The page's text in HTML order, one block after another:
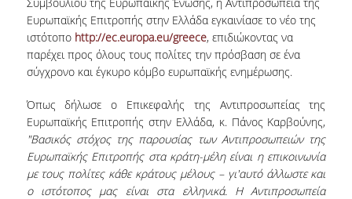
ΕΡΓΑ ΑΝΑΠΤΥΞΗΣ
ΣΥΛΛΟΓΕΣ
ΨΗΦΙΑΚΕΣ ΠΗΓΕΣ
ΚΕΝΤΡΑ ΤΕΚΜΗΡΙΩΣΗΣ
Κ.Ε.Τ
Ευρωπαϊκής Επιτροπής στην Ελλάδα εγκαινίασε το νέο της
ιστότοπο http://ec.europa.eu/greece, επιδιώκοντας να
παρέχει προς όλους τους πολίτες την πρόσβαση σε ένα
σύγχρονο και έγκυρο κόμβο ευρωπαϊκής ενημέρωσης.
Όπως δήλωσε ο Επικεφαλής της Αντιπροσωπείας της
Ευρωπαϊκής Επιτροπής στην Ελλάδα, κ. Πάνος Καρβούνης,
"Βασικός στόχος της παρουσίας των Αντιπροσωπειών της
Ευρωπαϊκής Επιτροπής στα κράτη-μέλη είναι η επικοινωνία
με τους πολίτες κάθε κράτους μέλους – γι'αυτό άλλωστε και
ο ιστότοπος μας είναι στα ελληνικά. Η Αντιπροσωπεία